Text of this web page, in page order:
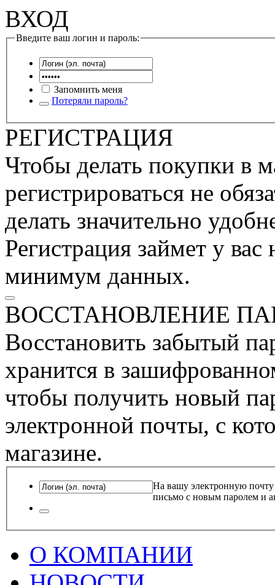
ВХОД
Введите ваш логин и пароль:
Запомнить меня
Потеряли пароль?
РЕГИСТРАЦИЯ
Чтобы делать покупки в
регистрироваться не
делать значительно
Регистрация займет у
минимум данных.
ВОССТАНОВЛЕНИЕ
Восстановить забытый
хранится в
чтобы получить новый
электронной почты, с
магазине.
На вашу электронную почту
письмо с новым паролем и
О КОМПАНИИ